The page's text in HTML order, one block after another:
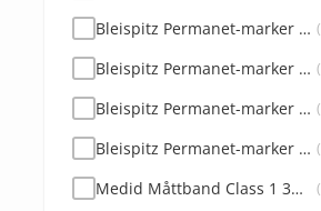
Bleispitz Permanet-marker Rund Spets Blå 10st
Bleispitz Permanet-marker Rund Spets Grön 10st
Bleispitz Permanet-marker Rund Spets Röd 10st
Bleispitz Permanet-marker Rund Spets Svart 10st
Medid Måttband Class 1 3mx19mm